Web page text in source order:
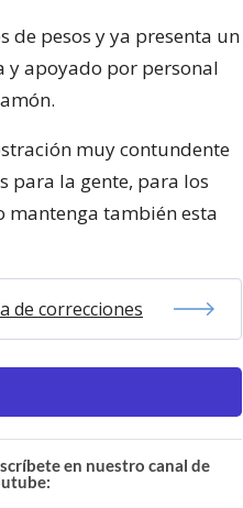
de pesos y ya presenta un
y apoyado por personal
muy contundente
para la gente, para los
mantenga también esta
de correcciones
en nuestro canal de